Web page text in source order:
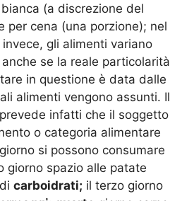
(a discrezione del
per cena (una porzione); nel
gli alimenti variano
se la reale particolarità
in questione è data dalle
alimenti vengono assunti. Il
infatti che il soggetto
o categoria alimentare
si possono consumare
giorno spazio alle patate
carboidrati; il terzo giorno